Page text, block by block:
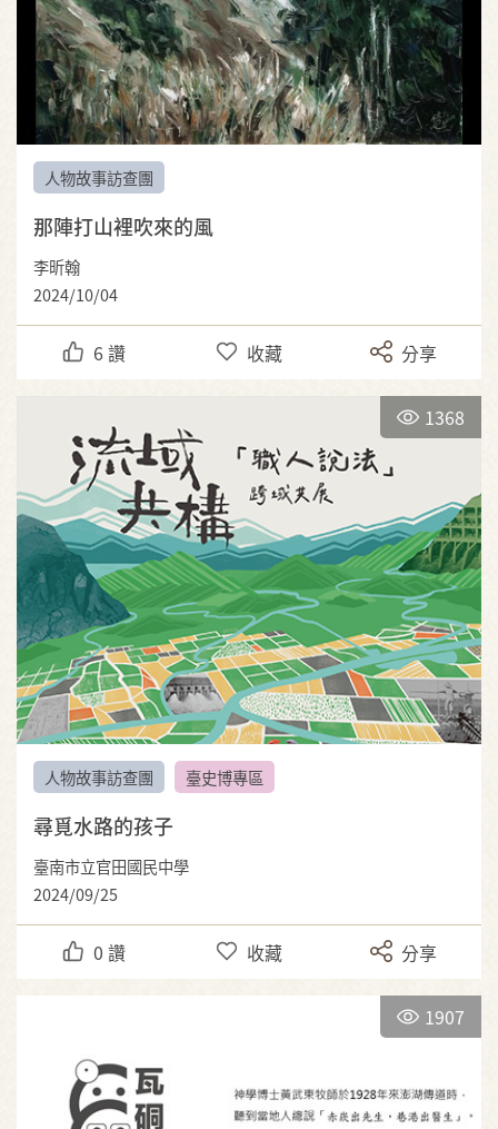
人物故事訪查團
那陣打山裡吹來的風
李昕翰
2024/10/04
6 讚 收藏 分享
1368
人物故事訪查團 臺史博專區
尋覓水路的孩子
臺南市立官田國民中學
2024/09/25
0 讚 收藏 分享
1907